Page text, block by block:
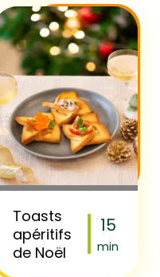
champignons
sautés
Toasts
apéritifs
de Noël
15
min